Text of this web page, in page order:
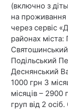
(включно з
на
через сервіс
районах міста:
Подільський
Деснянський
1000 грн 3
місяців – 2900
груп від 2